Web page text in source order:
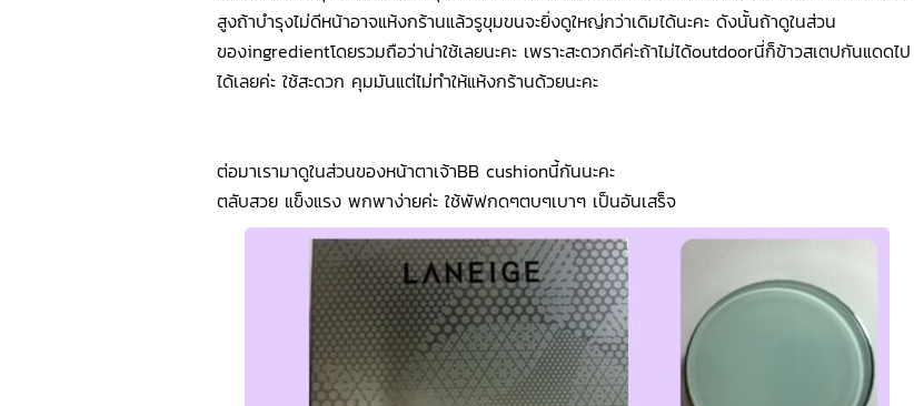
สูงถ้าบำรุงไม่ดีหน้าอาจแห้งกร้านแล้วรูขุมขนจะยิ่งดูใหญ่กว่าเดิมได้นะคะ ดังนั้นถ้าดูในส่วน
ของingredientโดยรวมถือว่าน่าใช้เลยนะคะ เพราะสะดวกดีค่ะถ้าไม่ได้outdoorนี่ก็ข้าวสเตปกันแดดไป
ได้เลยค่ะ ใช้สะดวก คุมมันแต่ไม่ทำให้แห้งกร้านด้วยนะคะ
ต่อมาเรามาดูในส่วนของหน้าตาเจ้าBB cushionนี้กันนะคะ
ตลับสวย แข็งแรง พกพาง่ายค่ะ ใช้พัฟกดๆตบๆเบาๆ เป็นอันเสร็จ